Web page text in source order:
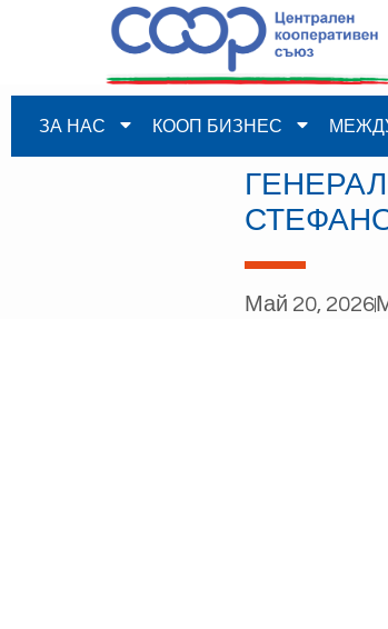
ЗА НАС КООП БИЗНЕС
Май 20, 2026